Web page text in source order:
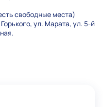
свободные места)
ул. Марата, ул. 5-й